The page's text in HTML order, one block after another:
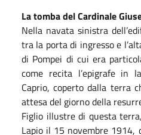
La tomba del Cardinale
Nella navata sinistra
tra la porta di ingresso e
di Pompei di cui era
come recita l’epigrafe in
Caprio, coperto dalla terra
attesa del giorno della
Figlio illustre di questa
Lapio il 15 novembre 1914,